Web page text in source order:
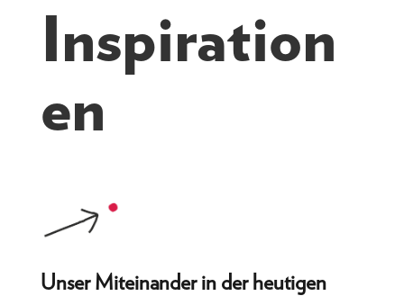
Inspiration
en
Unser Miteinander in der heutigen